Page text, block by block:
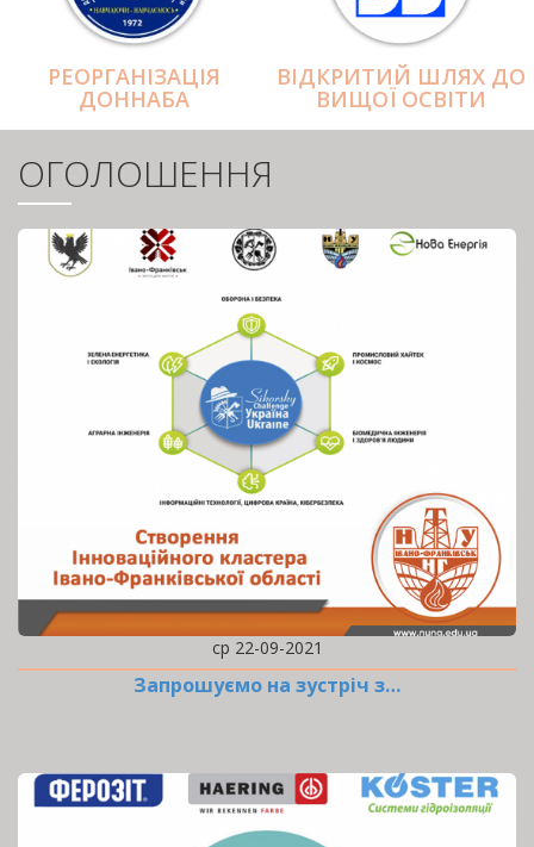
РЕОРГАНІЗАЦІЯ
ДОННАБА
ВІДКРИТИЙ ШЛЯХ ДО
ВИЩОЇ ОСВІТИ
ОГОЛОШЕННЯ
ср 22-09-2021
Запрошуємо на зустріч з…